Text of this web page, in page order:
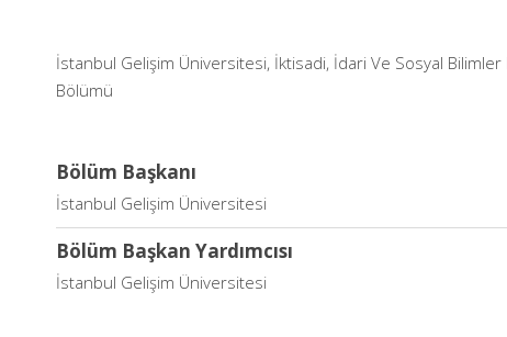
İstanbul Gelişim Üniversitesi, İktisadi, İdari Ve Sosyal Bilimler
Bölümü
Bölüm Başkanı
İstanbul Gelişim Üniversitesi
Bölüm Başkan Yardımcısı
İstanbul Gelişim Üniversitesi